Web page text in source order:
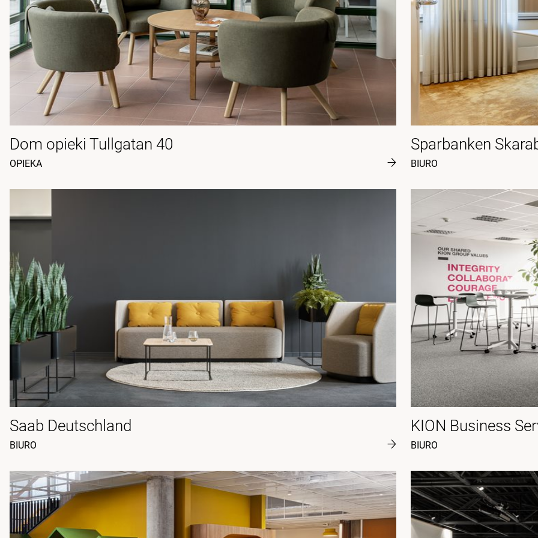
Dom opieki Tullgatan 40
OPIEKA
Sparbanken
BIURO
Saab Deutschland
BIURO
KION Business
BIURO